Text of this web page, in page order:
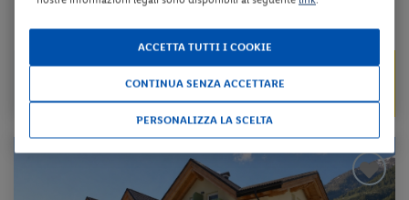
da 57 € per notte
Check-in
al 26/02/27
da 119 €
a persona per 2 notti
ACCETTA TUTTI I COOKIE
CONTINUA SENZA ACCETTARE
PERSONALIZZA LA SCELTA